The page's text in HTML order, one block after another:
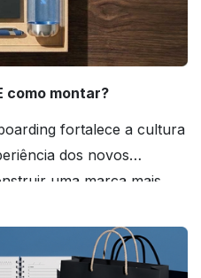
como montar?
fortalece a cultura
dos novos
uma marca mais